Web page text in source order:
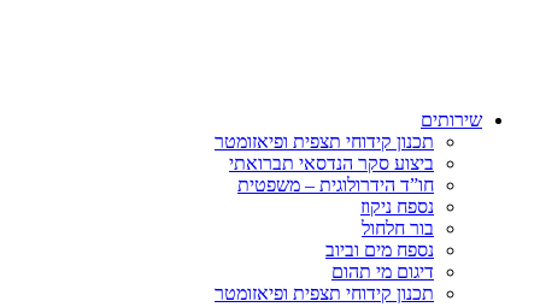
שירותים
תכנון קידוחי תצפית ופיאזומטר
ביצוע סקר הנדסאי תברואתי
חו”ד הידרולוגית – משפטית
נספח ניקוז
בור חלחול
נספח מים וביוב
דיגום מי תהום
תכנון קידוחי תצפית ופיאזומטר